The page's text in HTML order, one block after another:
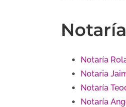
Notaría
Notaria
Notaría
Notaría